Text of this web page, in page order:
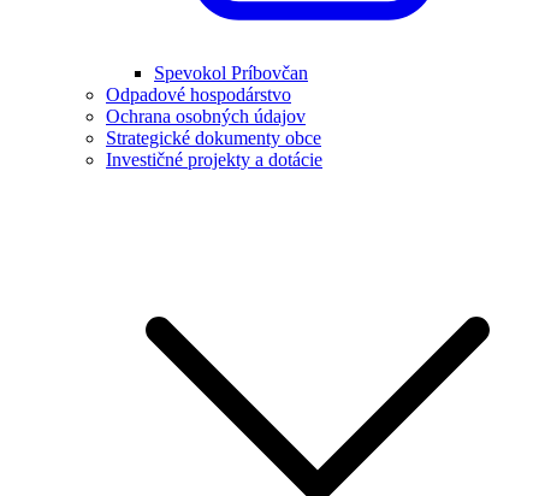
Spevokol Príbovčan
Odpadové hospodárstvo
Ochrana osobných údajov
Strategické dokumenty obce
Investičné projekty a dotácie